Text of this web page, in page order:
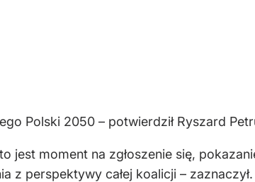
Polski 2050 – potwierdził Ryszard
jest moment na zgłoszenie się,
z perspektywy całej koalicji – zaznaczył.